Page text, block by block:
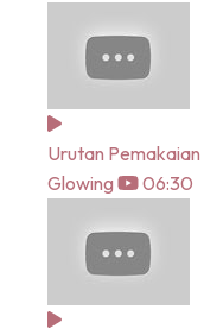
Urutan
Glowing
06:30